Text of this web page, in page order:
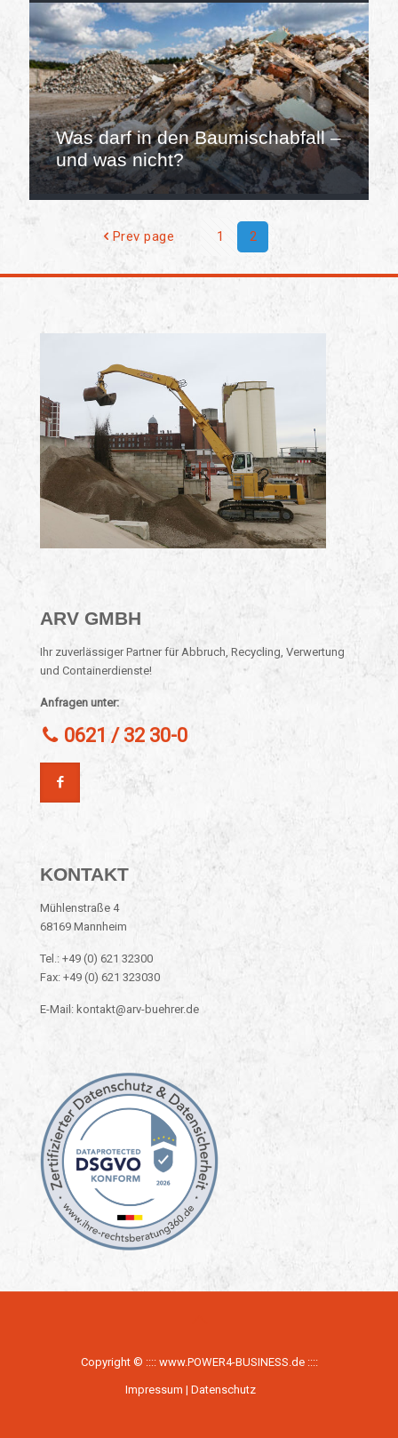
Was darf in den Baumischabfall –
und was nicht?
Prev page 1 2
ARV GMBH
Ihr zuverlässiger Partner für Abbruch, Recycling, Verwertung
und Containerdienste!
Anfragen unter:
0621 / 32 30-0
KONTAKT
Mühlenstraße 4
68169 Mannheim
Tel.: +49 (0) 621 32300
Fax: +49 (0) 621 323030
E-Mail: kontakt@arv-buehrer.de
Copyright © :::: www.POWER4-BUSINESS.de::::
Impressum | Datenschutz